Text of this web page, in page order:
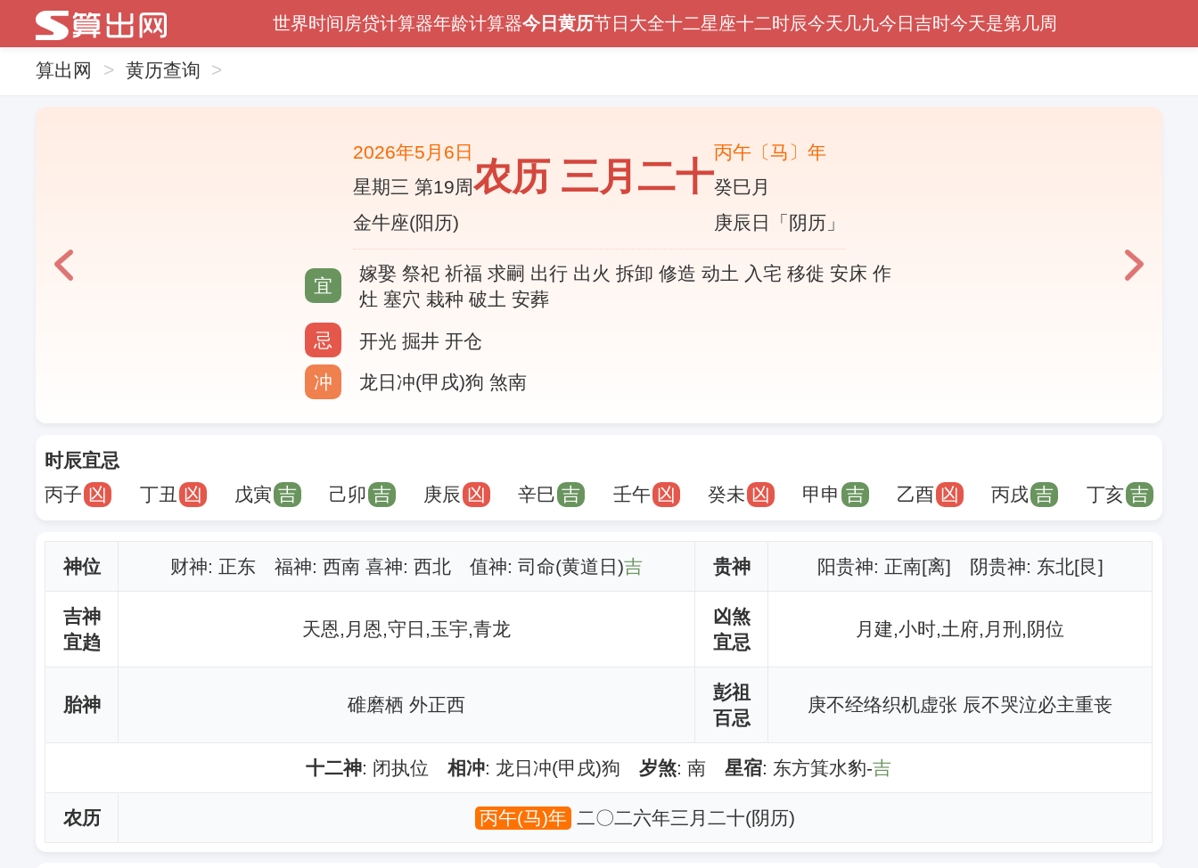
世界时间 房贷计算器年龄计算器今日黄历节日大全十二星座十二时辰今天几九今日吉时今天是第几周
算出网 > 黄历查询 >
2026年5月6日
星期三 第19周
金牛座(阳历)
农历 三月二十
丙午〔马〕年
癸巳月
庚辰日「阴历」
宜
嫁娶 祭祀 祈福 求嗣 出行 出火 拆卸 修造 动土 入宅 移徙 安床 作
灶 塞穴 栽种 破土 安葬
忌
开光 掘井 开仓
冲
龙日冲(甲戌)狗 煞南
时辰宜忌
丙子 凶 丁丑 凶 戊寅 吉 己卯 吉 庚辰 凶 辛巳 吉 壬午 凶 癸未 凶 甲申 吉 乙酉 凶 丙戌 吉 丁亥 吉
神位 财神: 正东 福神: 西南 喜神: 西北 值神: 司命(黄道日)吉 贵神 阳贵神: 正南[离] 阴贵神: 东北[艮]
吉神
宜趋
天恩,月恩,守日,玉宇,青龙
凶煞
宜忌
月建,小时,土府,月刑,阴位
胎神 碓磨栖 外正西
彭祖
百忌
庚不经络织机虚张 辰不哭泣必主重丧
十二神: 闭执位相冲: 龙日冲(甲戌)狗岁煞: 南星宿: 东方箕水豹-吉
农历 丙午(马)年 二〇二六年三月二十(阴历)